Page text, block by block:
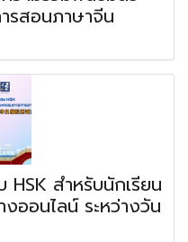
รสอนภาษาจีน
สำหรับนักเรียน
ออนไลน์ ระหว่างวัน